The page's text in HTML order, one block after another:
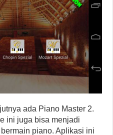
ada Piano Master 2.
ini juga bisa menjadi
piano. Aplikasi ini